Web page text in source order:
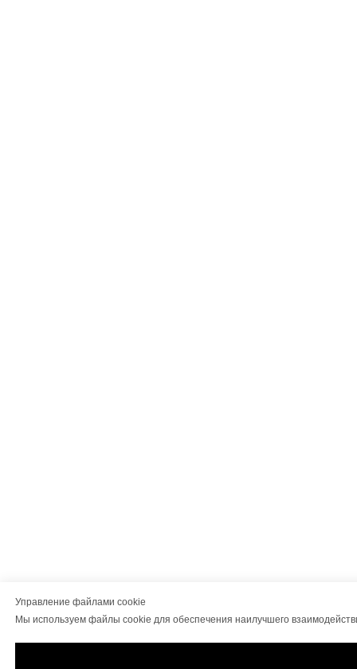
Управление файлами cookie
Мы используем файлы cookie для обеспечения наилучшего